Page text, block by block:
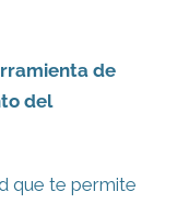
de
del
que te permite